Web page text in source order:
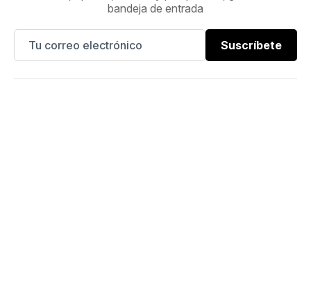
bandeja de entrada
Suscríbete